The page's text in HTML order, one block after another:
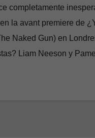
completamente
la avant premiere de
Naked Gun) en
Liam Neeson y